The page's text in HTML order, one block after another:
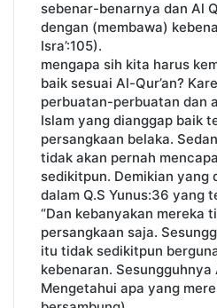
sebenar-benarnya dan Al
dengan (membawa)
Isra’:105).
mengapa sih kita harus
baik sesuai Al-Qur’an?
perbuatan-perbuatan dan
Islam yang dianggap baik
persangkaan belaka.
tidak akan pernah
sedikitpun. Demikian yang
dalam Q.S Yunus:36 yang
“Dan kebanyakan mereka
persangkaan saja.
itu tidak sedikitpun
kebenaran. Sesungguhnya
Mengetahui apa yang